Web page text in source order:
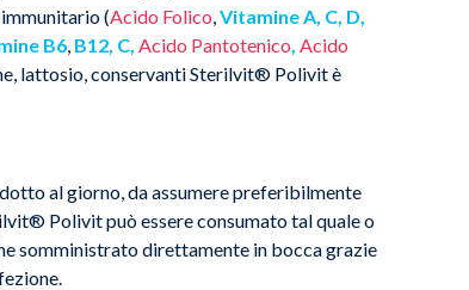
(Acido Folico,Vitamine A, C, D,
B6, B12, C, Acido Pantotenico, Acido
lattosio, conservanti Sterilvit® Polivit è
al giorno, da assumere preferibilmente
Polivit può essere consumato tal quale o
somministrato direttamente in bocca grazie